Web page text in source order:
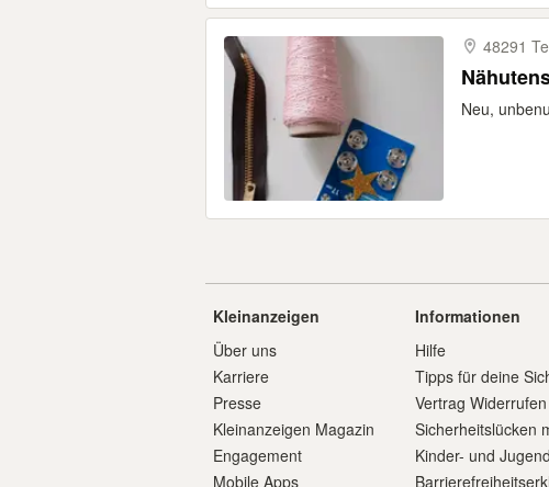
48291
Neu,
Kleinanzeigen
Über uns
Karriere
Presse
Kleinanzeigen Magazin
Engagement
Mobile Apps
Informationen
Hilfe
Tipps für deine
Vertrag Widerrufen
Sicherheitslücken
Kinder- und